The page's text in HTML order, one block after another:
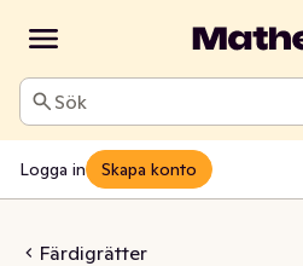
Sök
Logga in Skapa konto
Färdigrätter
EKO Fryst